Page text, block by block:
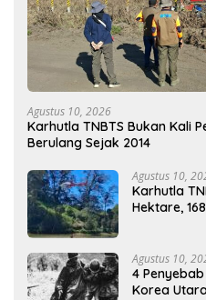
Agustus 10, 2026
Karhutla TNBTS Bukan Kali
Berulang Sejak 2014
Agustus 10,
Karhutla
Hektare,
Agustus 10,
4
Korea